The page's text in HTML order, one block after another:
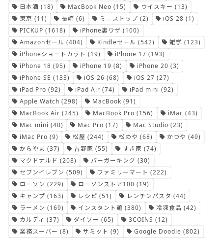
日本酒 (18) MacBook Neo (15) ウイスキー (13)
東京 (11) 長崎 (6) ミニストップ (2) iOS 28 (1)
PICKUP (1618) iPhone裏ワザ (100)
Amazonセール (404) Kindleセール (542) 雑学 (123)
iPhoneショートカット (19) iPhone 17 (193)
iPhone 18 (95) iPhone 19 (8) iPhone 20 (3)
iPhone SE (133) iOS 26 (68) iOS 27 (27)
iPad Pro (92) iPad Air (74) iPad mini (92)
Apple Watch (298) MacBook (91)
MacBook Air (245) MacBook Pro (156) iMac (43)
Mac mini (40) Mac Pro (17) Mac Studio (23)
iMac Pro (9) 松屋 (244) 松のや (68) かつや (49)
からやま (37) 吉野家 (55) すき家 (74)
マクドナルド (208) バーガーキング (30)
セブンイレブン (509) ファミリーマート (222)
ローソン (229) ローソンストア100 (19)
キャンプ (163) レシピ (51) レンチンパスタ (44)
ラーメン (169) インスタント麺 (380) 冷凍食品 (42)
カルディ (37) ダイソー (65) 3COINS (12)
業務スーパー (8) サミット (9) Google Doodle (802)